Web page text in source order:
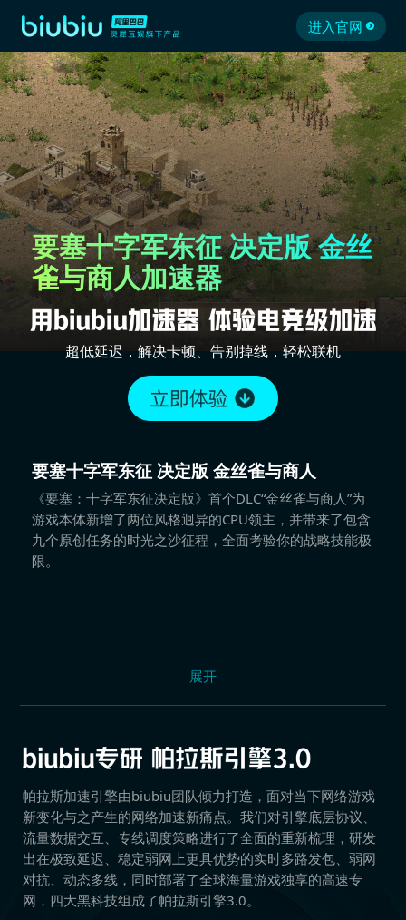
进入官网
要塞十字军东征 决定版 金丝
雀与商人加速器
超低延迟，解决卡顿、告别掉线，轻松联机
要塞十字军东征 决定版 金丝雀与商人
《要塞：十字军东征决定版》首个DLC“金丝雀与商人”为
游戏本体新增了两位风格迥异的CPU领主，并带来了包含
九个原创任务的时光之沙征程，全面考验你的战略技能极
限。
展开
帕拉斯加速引擎由biubiu团队倾力打造，面对当下网络游戏
新变化与之产生的网络加速新痛点。我们对引擎底层协议、
流量数据交互、专线调度策略进行了全面的重新梳理，研发
出在极致延迟、稳定弱网上更具优势的实时多路发包、弱网
对抗、动态多线，同时部署了全球海量游戏独享的高速专
网，四大黑科技组成了帕拉斯引擎3.0。